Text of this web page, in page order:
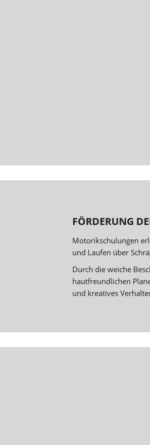
FÖRDERUNG
Motorikschulungen
und Laufen über
Durch die weiche
hautfreundlichen
und kreatives